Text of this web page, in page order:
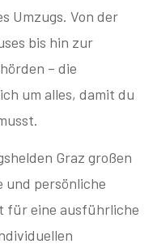
Umzugs. Von der
bis hin zur
– die
um alles, damit du
Graz großen
persönliche
für eine ausführliche